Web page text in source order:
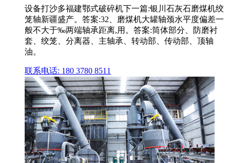
设备打沙多福建鄂式破碎机下一篇:银川石灰石磨煤机绞
笼轴新疆盛产。答案:32、磨煤机大罐轴颈水平度偏差一
般不大于‰两端轴承距离,用。答案:筒体部分、防磨衬
套、绞笼、分离器、主轴承、转动部、传动部、顶轴
油。
联系电话: 180 3780 8511